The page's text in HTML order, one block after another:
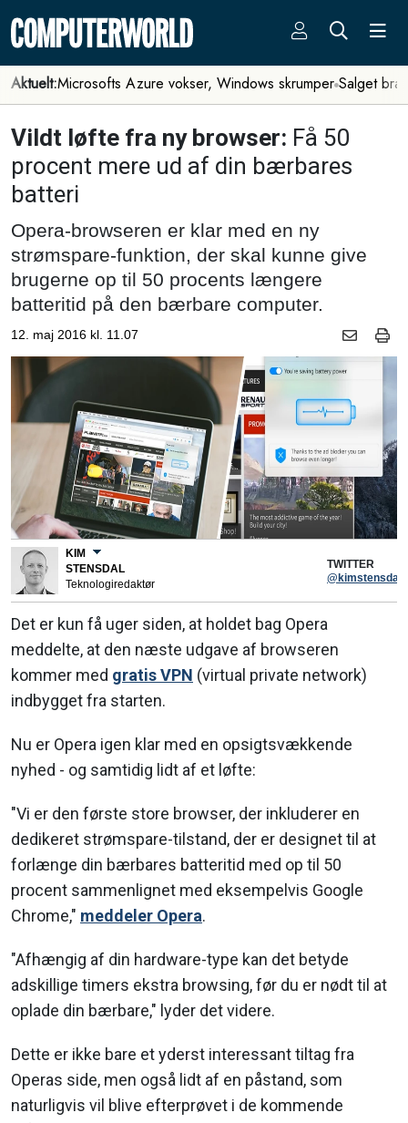
Aktuelt:Microsofts Azure vokser, Windows skrumper Salget
Vildt løfte fra ny browser: Få 50
procent mere ud af din bærbares
batteri
Opera-browseren er klar med en ny
strømspare-funktion, der skal kunne give
brugerne op til 50 procents længere
batteritid på den bærbare computer.
12. maj 2016 kl. 11.07
KIM
STENSDAL
Teknologiredaktør
TWITTER
@kimstensdal
Det er kun få uger siden, at holdet bag Opera
meddelte, at den næste udgave af browseren
kommer med gratis VPN (virtual private network)
indbygget fra starten.
Nu er Opera igen klar med en opsigtsvækkende
nyhed - og samtidig lidt af et løfte:
"Vi er den første store browser, der inkluderer en
dedikeret strømspare-tilstand, der er designet til at
forlænge din bærbares batteritid med op til 50
procent sammenlignet med eksempelvis Google
Chrome," meddeler Opera.
"Afhængig af din hardware-type kan det betyde
adskillige timers ekstra browsing, før du er nødt til at
oplade din bærbare," lyder det videre.
Dette er ikke bare et yderst interessant tiltag fra
Operas side, men også lidt af en påstand, som
naturligvis vil blive efterprøvet i de kommende